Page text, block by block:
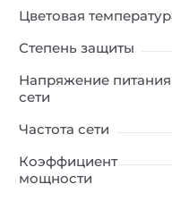
Цветовая
Степень защиты
Напряжение питания
сети
Частота сети
Коэффициент
мощности